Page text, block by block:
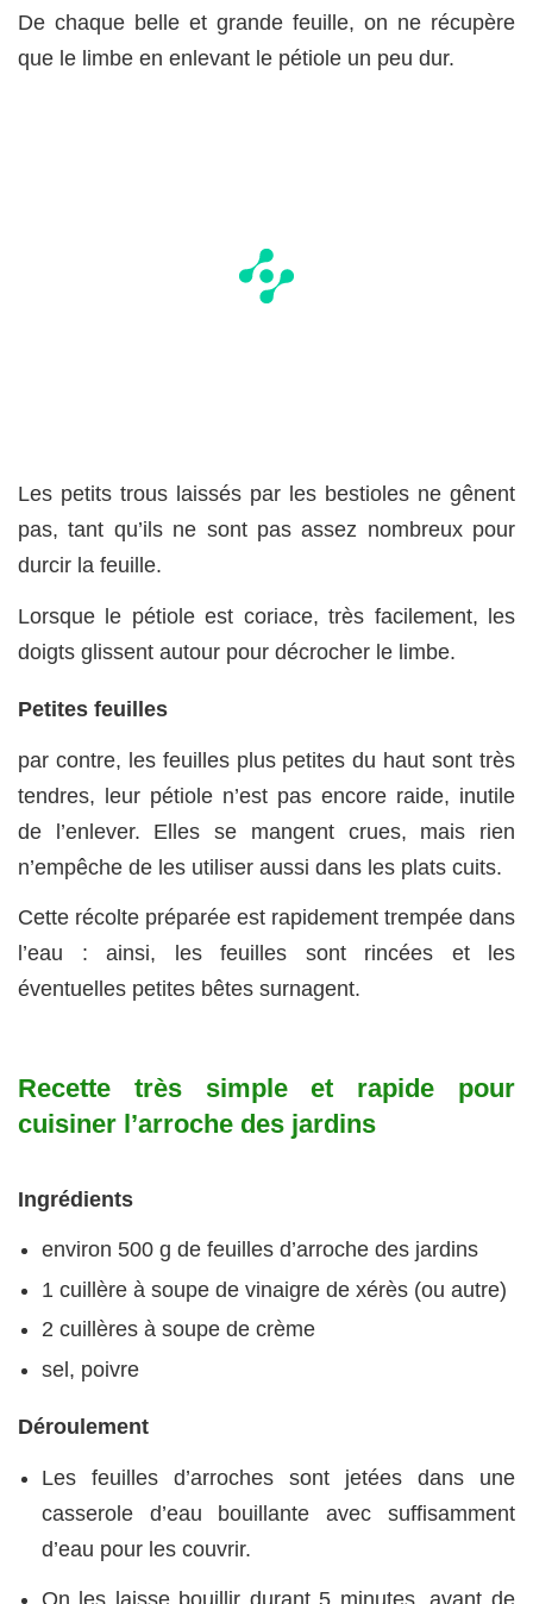
De chaque belle et grande feuille, on ne récupère
que le limbe en enlevant le pétiole un peu dur.
Les petits trous laissés par les bestioles ne gênent
pas, tant qu’ils ne sont pas assez nombreux pour
durcir la feuille.
Lorsque le pétiole est coriace, très facilement, les
doigts glissent autour pour décrocher le limbe.
Petites feuilles
par contre, les feuilles plus petites du haut sont très
tendres, leur pétiole n’est pas encore raide, inutile
de l’enlever. Elles se mangent crues, mais rien
n’empêche de les utiliser aussi dans les plats cuits.
Cette récolte préparée est rapidement trempée dans
l’eau : ainsi, les feuilles sont rincées et les
éventuelles petites bêtes surnagent.
Recette très simple et rapide pour
cuisiner l’arroche des jardins
Ingrédients
environ 500 g de feuilles d’arroche des jardins
1 cuillère à soupe de vinaigre de xérès (ou autre)
2 cuillères à soupe de crème
sel, poivre
Déroulement
Les feuilles d’arroches sont jetées dans une
casserole d’eau bouillante avec suffisamment
d’eau pour les couvrir.